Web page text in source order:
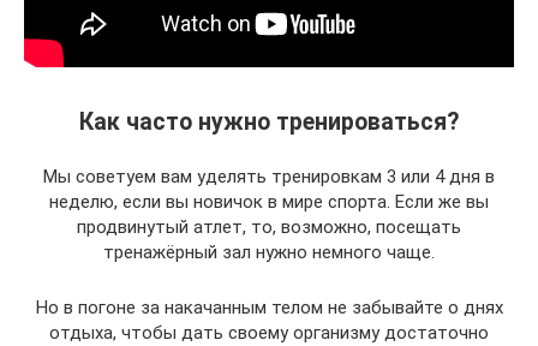
Как часто нужно тренироваться?
Мы советуем вам уделять тренировкам 3 или 4 дня в
неделю, если вы новичок в мире спорта. Если же вы
продвинутый атлет, то, возможно, посещать
тренажёрный зал нужно немного чаще.
Но в погоне за накачанным телом не забывайте о днях
отдыха, чтобы дать своему организму достаточно